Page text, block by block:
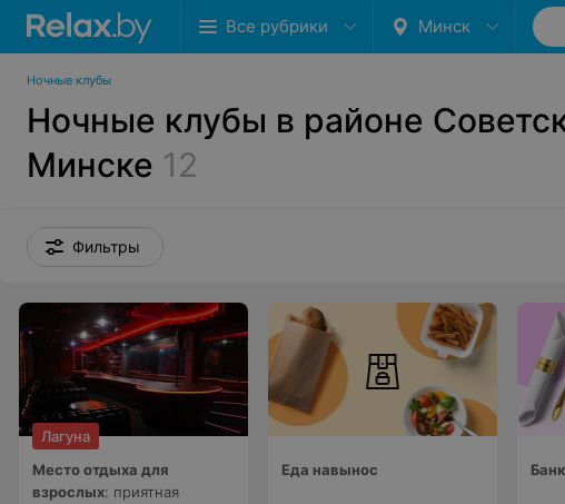
Все рубрики Минск
Ночные клубы
Ночные клубы в районе
Минске 12
Фильтры
Лагуна
Место отдыха для
взрослых: приятная
Еда навынос